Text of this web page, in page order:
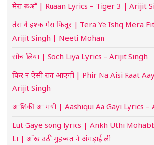
मेरा रूआँ | Ruaan Lyrics – Tiger 3 | Arijit
तेरा ये इश्क मेरा फितूर | Tera Ye Ishq Mera
Arijit Singh | Neeti Mohan
सोच लिया | Soch Liya Lyrics – Arijit Singh
फिर न ऐसी रात आएगी | Phir Na Aisi Raat
Arijit Singh
आशिकी आ गयी | Aashiqui Aa Gayi Lyrics –
Lut Gaye song lyrics | Ankh Uthi
Li | आँख उठी मुहब्बत ने अंगड़ाई ली